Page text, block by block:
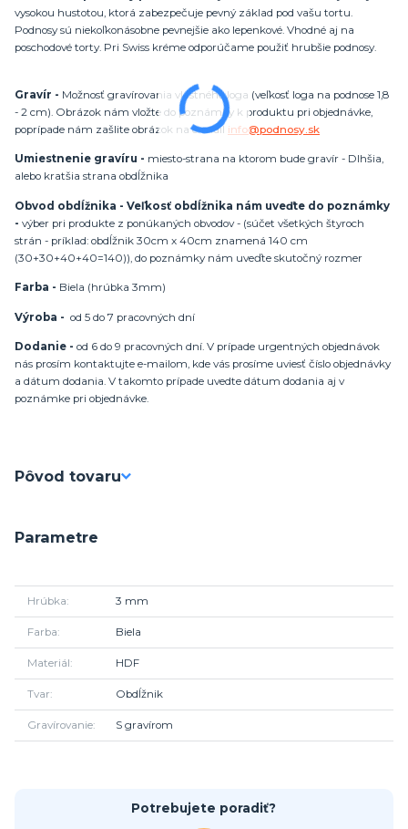
vysokou hustotou, ktorá zabezpečuje pevný základ pod vašu tortu.
Podnosy sú niekoľkonásobne pevnejšie ako lepenkové. Vhodné aj na
poschodové torty. Pri Swiss kréme odporúčame použiť hrubšie podnosy.
Gravír - Možnosť gravírovania vlastného loga (veľkosť loga na podnose 1,8
- 2 cm). Obrázok nám vložte do poznámky k produktu pri objednávke,
poprípade nám zašlite obrázok na e-mail info@podnosy.sk
Umiestnenie gravíru - miesto-strana na ktorom bude gravír - Dlhšia,
alebo kratšia strana obdĺžnika
Obvod obdĺžnika - Veľkosť obdĺžnika nám uveďte do poznámky
- výber pri produkte z ponúkaných obvodov - (súčet všetkých štyroch
strán - príklad: obdĺžnik 30cm x 40cm znamená 140 cm
(30+30+40+40=140)), do poznámky nám uveďte skutočný rozmer
Farba - Biela (hrúbka 3mm)
Výroba - od 5 do 7 pracovných dní
Dodanie - od 6 do 9 pracovných dní. V prípade urgentných objednávok
nás prosím kontaktujte e-mailom, kde vás prosíme uviesť číslo objednávky
a dátum dodania. V takomto prípade uvedte dátum dodania aj v
poznámke pri objednávke.
Pôvod tovaru
Parametre
Hrúbka 3 mm
Farba Biela
Materiál HDF
Tvar Obdĺžnik
Gravírovanie S gravírom
Potrebujete poradiť?